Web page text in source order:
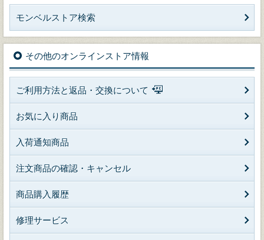
モンベルストア検索
その他のオンラインストア情報
ご利用方法と返品・交換について
お気に入り商品
入荷通知商品
注文商品の確認・キャンセル
商品購入履歴
修理サービス